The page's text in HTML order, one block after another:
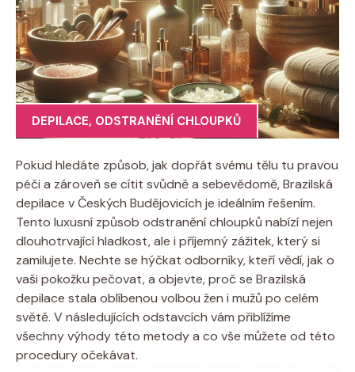
DEPILACE, ODSTRANĚNÍ CHLOUPKŮ
Pokud hledáte způsob, jak dopřát svému tělu tu pravou
péči a zároveň se cítit svůdně a sebevědomě, Brazilská
depilace v Českých Budějovicích je ideálním řešením.
Tento luxusní způsob odstranění chloupků nabízí nejen
dlouhotrvající hladkost, ale i příjemný zážitek, který si
zamilujete. Nechte se hýčkat odborníky, kteří vědí, jak o
vaši pokožku pečovat, a objevte, proč se Brazilská
depilace stala oblíbenou volbou žen i mužů po celém
světě. V následujících odstavcích vám přiblížíme
všechny výhody této metody a co vše můžete od této
procedury očekávat.